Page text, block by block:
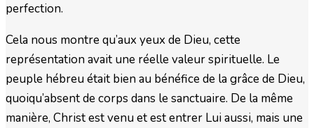
perfection.
Cela nous montre qu’aux yeux de Dieu, cette
représentation avait une réelle valeur spirituelle. Le
peuple hébreu était bien au bénéfice de la grâce de Dieu,
quoiqu’absent de corps dans le sanctuaire. De la même
manière, Christ est venu et est entrer Lui aussi, mais une